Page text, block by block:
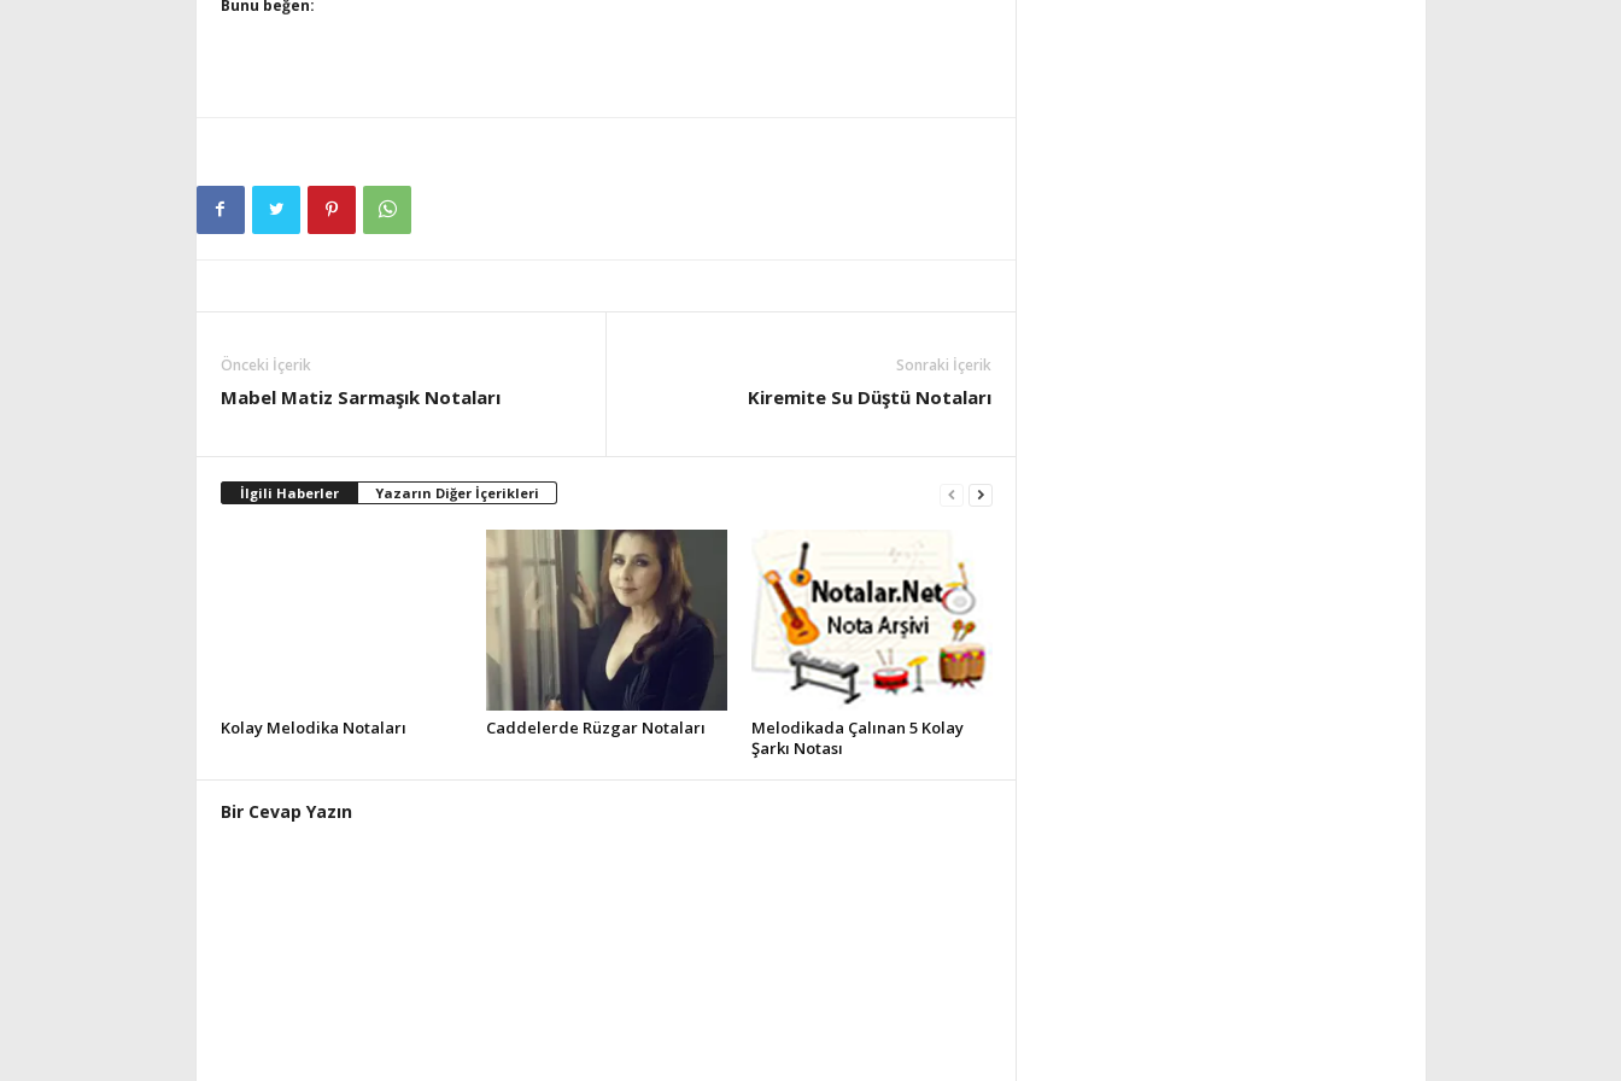
Bunu beğen:
Önceki İçerik
Mabel Matiz Sarmaşık Notaları
Sonraki İçerik
Kiremite Su Düştü Notaları
İlgili Haberler Yazarın Diğer İçerikleri
Kolay Melodika Notaları Caddelerde Rüzgar Notaları
Melodikada Çalınan 5 Kolay
Şarkı Notası
Bir Cevap Yazın